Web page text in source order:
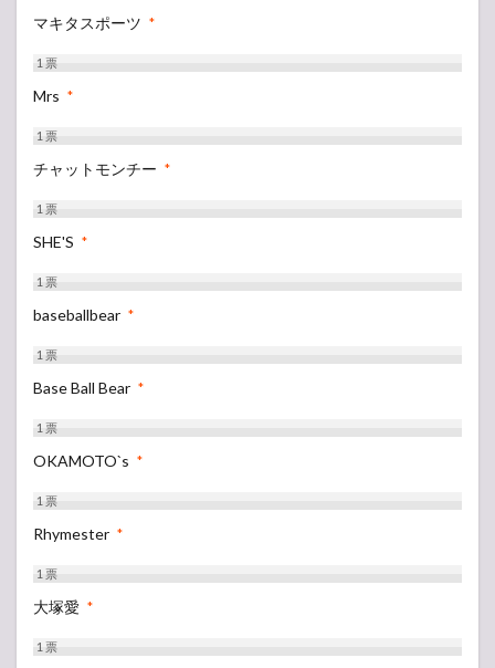
マキタスポーツ *
1票
Mrs *
1票
チャットモンチー *
1票
SHE'S *
1票
baseballbear *
1票
Base Ball Bear *
1票
OKAMOTO`s *
1票
Rhymester *
1票
大塚愛 *
1票